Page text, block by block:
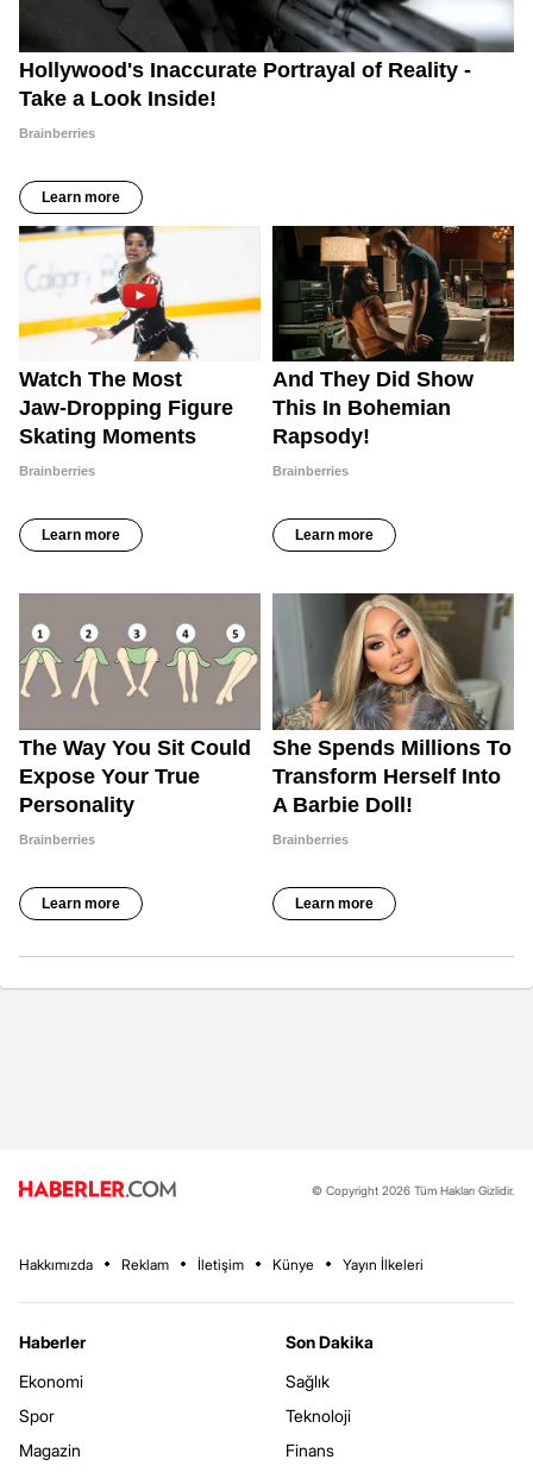
© Copyright 2026 Tüm Hakları Gizlidir.
Hakkımızda Reklam İletişim Künye Yayın İlkeleri
Haberler
Ekonomi
Spor
Magazin
Son Dakika
Sağlık
Teknoloji
Finans